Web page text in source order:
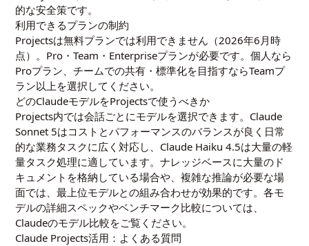
的な安全策です。
利用できるプランの制約
Projectsは無料プランでは利用できません（2026年6月時
点）。Pro・Team・Enterpriseプランが必要です。個人なら
Proプラン、チームでの共有・標準化を目指すならTeamプ
ラン以上を選択してください。
どのClaudeモデルをProjectsで使うべきか
Projects内では会話ごとにモデルを選択できます。Claude
Sonnet 5はコストとパフォーマンスのバランスが良く日常
的な業務タスクに広く対応し、Claude Haiku 4.5は大量の軽
量タスク処理に適しています。ナレッジベースに大量のド
キュメントを格納している場合や、複雑な推論が必要な場
面では、最上位モデルとの組み合わせが効果的です。各モ
デルの詳細スペックやベンチマーク比較については、
Claudeのモデル比較をご覧ください。
Claude Projects活用：よくある質問